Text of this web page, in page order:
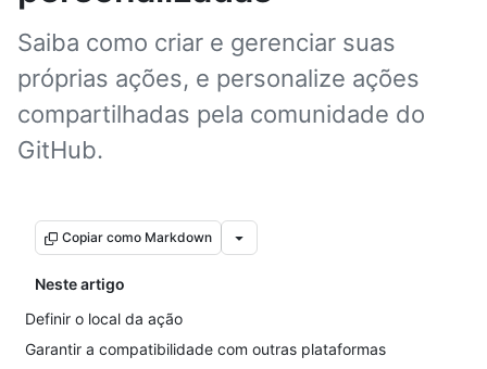
Saiba como criar e gerenciar suas
próprias ações, e personalize ações
compartilhadas pela comunidade do
GitHub.
Copiar como Markdown
Neste artigo
Definir o local da ação
Garantir a compatibilidade com outras plataformas